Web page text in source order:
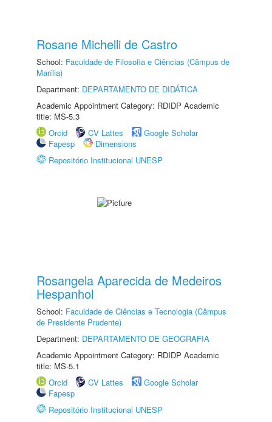
Rosane Michelli de Castro
School: Faculdade de Filosofia e Ciências (Câmpus de
Marília)
Department: DEPARTAMENTO DE DIDÁTICA
Academic Appointment Category: RDIDP Academic
title: MS-5.3
Orcid
CV Lattes
Google Scholar
Fapesp
Dimensions
Repositório Institucional UNESP
Rosangela Aparecida de Medeiros
Hespanhol
School: Faculdade de Ciências e Tecnologia (Câmpus
de Presidente Prudente)
Department: DEPARTAMENTO DE GEOGRAFIA
Academic Appointment Category: RDIDP Academic
title: MS-5.1
Orcid
CV Lattes
Google Scholar
Fapesp
Repositório Institucional UNESP